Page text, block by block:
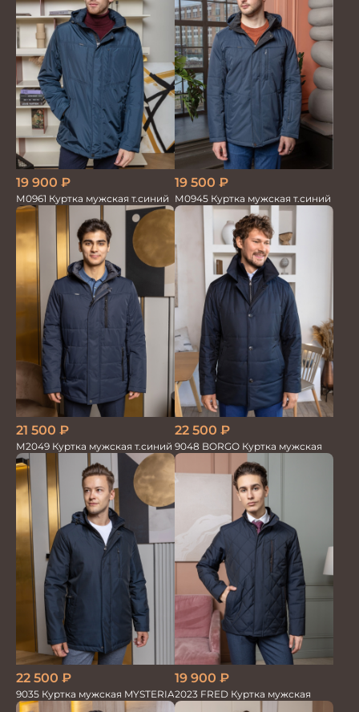
19 900 ₽
М0961 Куртка мужская т.синий
19 500 ₽
М0945 Куртка мужская т.синий
21 500 ₽
М2049 Куртка мужская т.синий
22 500 ₽
9048 BORGO Куртка мужская
22 500 ₽
9035 Куртка мужская MYSTERIA
19 900 ₽
2023 FRED Куртка мужская